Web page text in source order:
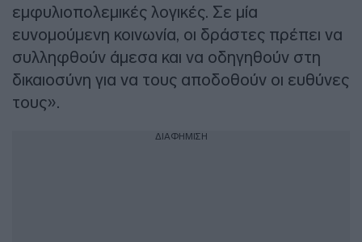
εμφυλιοπολεμικές λογικές. Σε μία
ευνομούμενη κοινωνία, οι δράστες πρέπει να
συλληφθούν άμεσα και να οδηγηθούν στη
δικαιοσύνη για να τους αποδοθούν οι ευθύνες
τους».
ΔΙΑΦΗΜΙΣΗ